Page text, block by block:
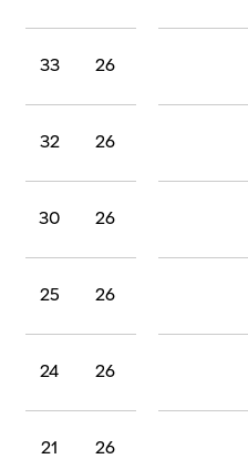
26
33
26
32
26
30
26
25
26
24
26
21